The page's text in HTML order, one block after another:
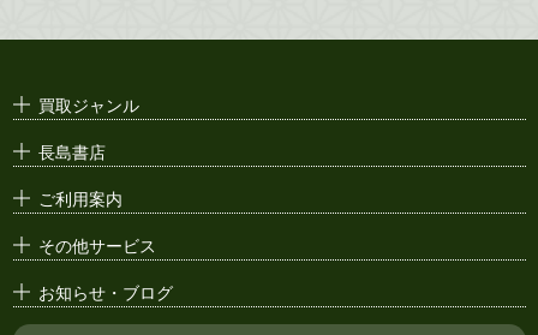
買取ジャンル
長島書店
ご利用案内
その他サービス
お知らせ・ブログ